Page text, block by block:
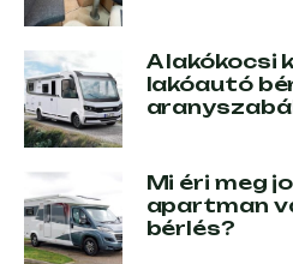
A lakókocsi
lakóautó
Mi éri meg
apartman
bérlés?